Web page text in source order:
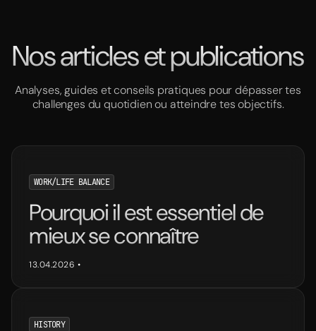
Nos articles et publications
Analyses, guides et conseils pratiques pour dépasser tes
challenges du quotidien ou atteindre tes objectifs.
WORK/LIFE BALANCE
Pourquoi il est essentiel de
mieux se connaître
13.04.2026 •
HISTORY